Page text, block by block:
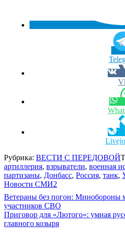
Рубрика: ВЕСТИ С ПЕРЕДОВОЙ
артиллерия, взрыватели, военная
партизаны, Донбасс, Россия, танк,
Новости СМИ2
Навигация
по
записям
Ветераны без погон: Минобороны
участников СВО
Приговор для «Лютого»: умная
главного козыря